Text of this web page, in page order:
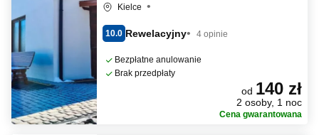
Kielce
10.0 Rewelacyjny 4 opinie
Bezpłatne anulowanie
Brak przedpłaty
od 140 zł
2 osoby, 1 noc
Cena gwarantowana